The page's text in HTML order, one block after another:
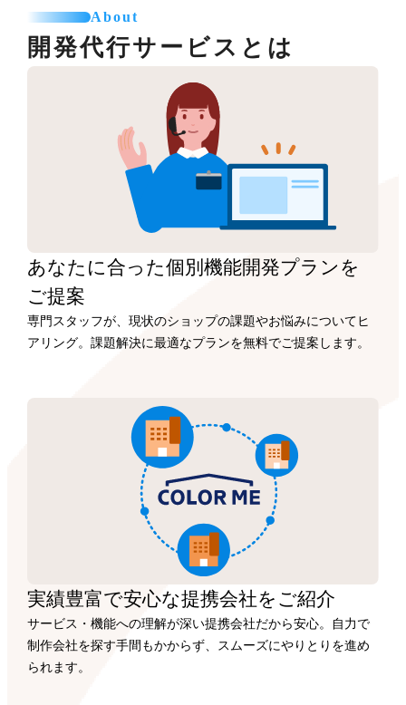
About
開発代行サービスとは
あなたに合った個別機能開発プランを
ご提案
専門スタッフが、現状のショップの課題やお悩みについてヒ
アリング。課題解決に最適なプランを無料でご提案します。
実績豊富で安心な提携会社を ご紹介
サービス・機能への理解が深い提携会社だから安心。自力で
制作会社を探す手間もかからず、スムーズにやりとりを進め
られます。